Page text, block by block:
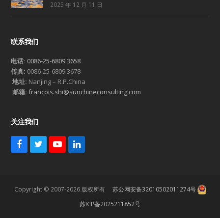
2025 年 12 月 11 日
联系我们
电话: 0086-25-6809 3658
传真: 0086-25-6809 3678
地址: Nanjing – R.P.China
邮箱: francois.shi@sunchineconsulting.com
关注我们
F
o
T
e
Y
b
L
d
n
Copyright © 2007-2026 版权所有 苏公网安备32010502011274号
苏ICP备2025211852号